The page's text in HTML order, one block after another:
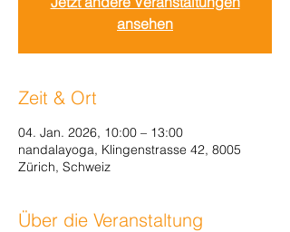
ansehen
Zeit & Ort
04. Jan. 2026, 10:00 – 13:00
nandalayoga, Klingenstrasse 42, 8005
Zürich, Schweiz
Über die Veranstaltung